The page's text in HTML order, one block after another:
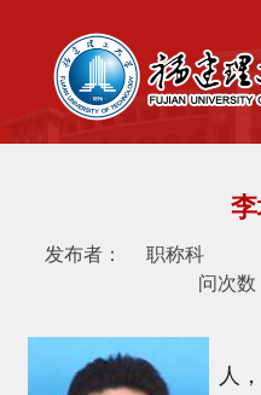
发布者： 职称科
问次数
李
人